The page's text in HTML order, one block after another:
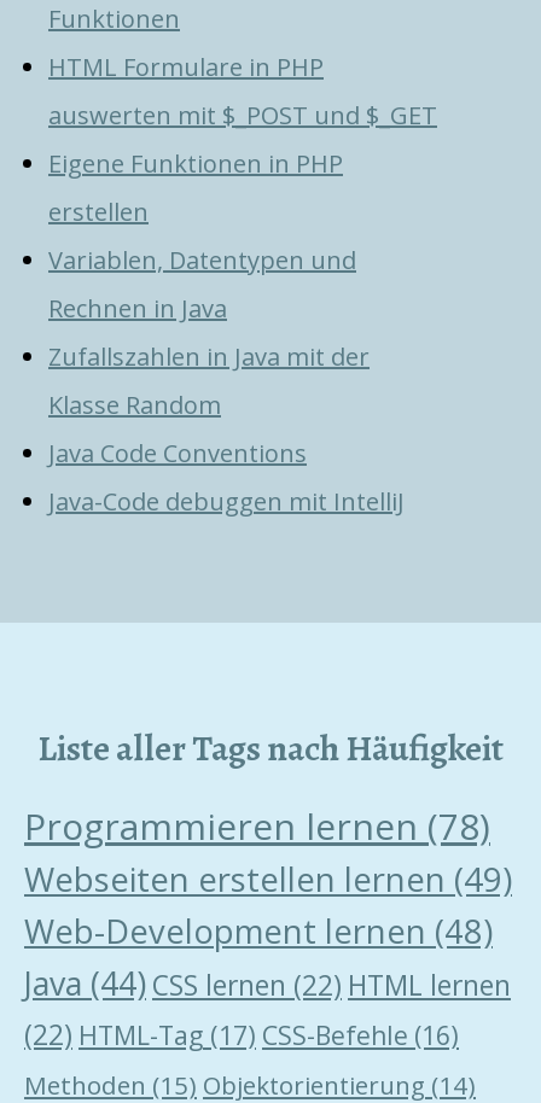
Funktionen
HTML Formulare in PHP
auswerten mit $_POST und $_GET
Eigene Funktionen in PHP
erstellen
Variablen, Datentypen und
Rechnen in Java
Zufallszahlen in Java mit der
Klasse Random
Java Code Conventions
Java-Code debuggen mit IntelliJ
Liste aller Tags nach Häufigkeit
Programmieren lernen (78)
Webseiten erstellen lernen (49)
Web-Development lernen (48)
Java (44)CSS lernen (22) HTML lernen
(22) HTML-Tag (17) CSS-Befehle (16)
Methoden (15) Objektorientierung (14)